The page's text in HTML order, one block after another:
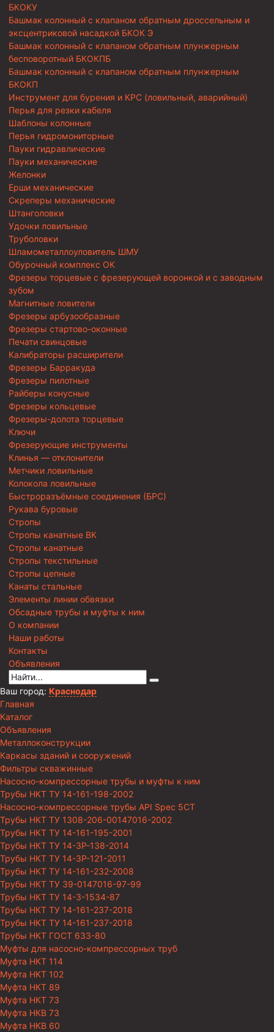
БКОКУ
Башмак колонный с клапаном обратным дроссельным и
эксцентриковой насадкой БКОК Э
Башмак колонный с клапаном обратным плунжерным
бесповоротный БКОКПБ
Башмак колонный с клапаном обратным плунжерным
БКОКП
Инструмент для бурения и КРС (ловильный, аварийный)
Перья для резки кабеля
Шаблоны колонные
Перья гидромониторные
Пауки гидравлические
Пауки механические
Желонки
Ерши механические
Скреперы механические
Штанголовки
Удочки ловильные
Труболовки
Шламометаллоуловитель ШМУ
Обурочный комплекс ОК
Фрезеры торцевые с фрезерующей воронкой и с заводным
зубом
Магнитные ловители
Фрезеры арбузообразные
Фрезеры стартово-оконные
Печати свинцовые
Калибраторы расширители
Фрезеры Барракуда
Фрезеры пилотные
Райберы конусные
Фрезеры кольцевые
Фрезеры-долота торцевые
Ключи
Фрезерующие инструменты
Клинья — отклонители
Метчики ловильные
Колокола ловильные
Быстроразъёмные соединения (БРС)
Рукава буровые
Стропы
Стропы канатные ВК
Стропы канатные
Стропы текстильные
Стропы цепные
Канаты стальные
Элементы линии обвязки
Обсадные трубы и муфты к ним
О компании
Наши работы
Контакты
Объявления
Ваш город: Краснодар
Главная
Каталог
Объявления
Металлоконструкции
Каркасы зданий и сооружений
Фильтры скважинные
Насосно-компрессорные трубы и муфты к ним
Трубы НКТ ТУ 14-161-198-2002
Насосно-компрессорные трубы API Spec 5CT
Трубы НКТ ТУ 1308-206-00147016-2002
Трубы НКТ ТУ 14-161-195-2001
Трубы НКТ ТУ 14-3Р-138-2014
Трубы НКТ ТУ 14-3Р-121-2011
Трубы НКТ ТУ 14-161-232-2008
Трубы НКТ ТУ 39-0147016-97-99
Трубы НКТ ТУ 14-3-1534-87
Трубы НКТ ТУ 14-161-237-2018
Трубы НКТ ТУ 14-161-237-2018
Трубы НКТ ГОСТ 633-80
Муфты для насосно-компрессорных труб
Муфта НКТ 114
Муфта НКТ 102
Муфта НКТ 89
Муфта НКТ 73
Муфта НКВ 73
Муфта НКВ 60